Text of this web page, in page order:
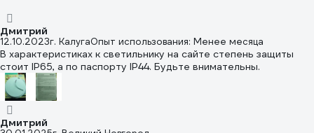
подлинности товара. Но в приложенной инструкции к
полученным светильникам уже указаны новые размеры
глубины 26 мм для всего ряда мощностей этой модели, ранее
глубина была 45 мм. Надеюсь что уменьшенные габариты
светильника производителем не окажут негативного влияния
на их качество и долго вечность. А производителю и
магазинам продающим эти обновленные светильники с
новыми габаритами и формой корпуса советую
актуализировать информацию по описанию и характеристикам
Дмитрий
12.10.2023г. КалугаОпыт использования: Менее месяца
В характеристиках к светильнику на сайте степень защиты
стоит IP65, а по паспорту IP44. Будьте внимательны.
Дмитрий